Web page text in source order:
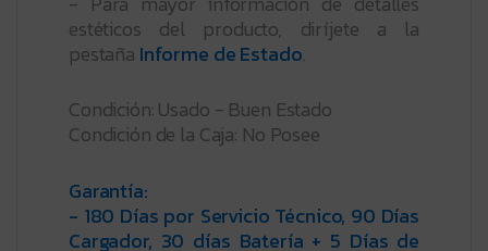
estéticos del producto, diríjete a la
pestaña Informe de Estado.
Condición: Usado - Buen Estado
Condición de la Caja: No Posee
Garantía:
- 180 Días por Servicio Técnico, 90 Días
Cargador, 30 días Batería + 5 Días de